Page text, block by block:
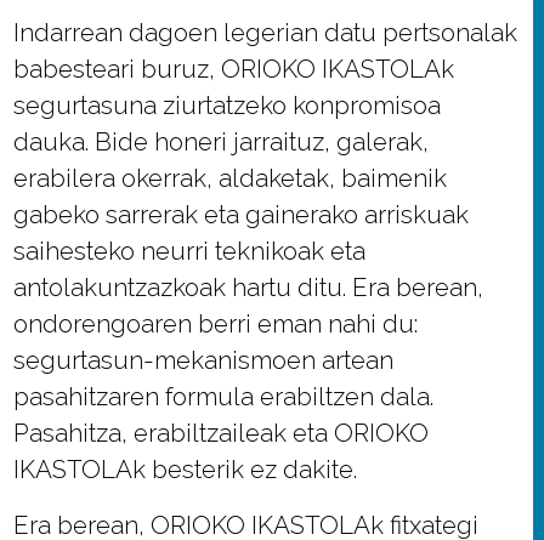
Indarrean dagoen legerian datu pertsonalak
babesteari buruz, ORIOKO IKASTOLAk
segurtasuna ziurtatzeko konpromisoa
dauka. Bide honeri jarraituz, galerak,
erabilera okerrak, aldaketak, baimenik
gabeko sarrerak eta gainerako arriskuak
saihesteko neurri teknikoak eta
antolakuntzazkoak hartu ditu. Era berean,
ondorengoaren berri eman nahi du:
segurtasun-mekanismoen artean
pasahitzaren formula erabiltzen dala.
Pasahitza, erabiltzaileak eta ORIOKO
IKASTOLAk besterik ez dakite.
Era berean, ORIOKO IKASTOLAk fitxategi